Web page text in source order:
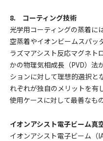
8. コーティング技術
光学用コーティングの蒸着に
空蒸着やイオンビームスパッ
ラズマアシスト反応マグネト
かの物理気相成長（PVD）法
ションに対して理想的選択と
れぞれが独自のメリットを有
使用ケースに対して最善なも
イオンアシスト電子ビーム真
イオンアシスト電子ビーム